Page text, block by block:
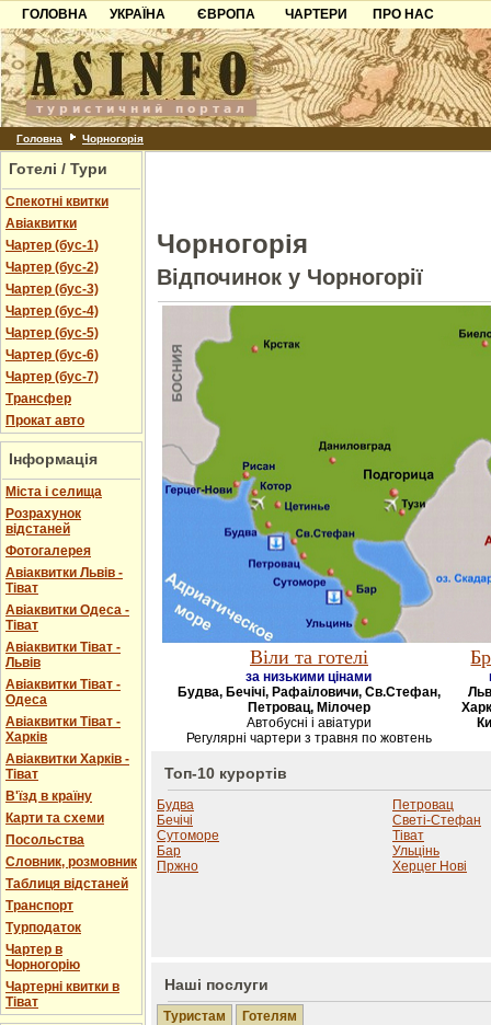
ГОЛОВНА
УКРАЇНА
Карпати
Азов
Причорноморря
Шацьк
ЄВРОПА
Чорногорія
Хорватія
Болгарія
ЧАРТЕРИ
ПРО НАС
Контакти
Партнерам
Додати готель
Головна Чорногорія
Готелі / Тури
Спекотні квитки
Авіаквитки
Чартер (бус-1)
Чартер (бус-2)
Чартер (бус-3)
Чартер (бус-4)
Чартер (бус-5)
Чартер (бус-6)
Чартер (бус-7)
Трансфер
Прокат авто
Інформація
Міста і селища
Розрахунок
відстаней
Фотогалерея
Авіаквитки Львів -
Тіват
Авіаквитки Одеса -
Тіват
Авіаквитки Тіват -
Львів
Авіаквитки Тіват -
Одеса
Авіаквитки Тіват -
Харків
Авіаквитки Харків -
Тіват
В'їзд в країну
Карти та схеми
Посольства
Словник, розмовник
Таблиця відстаней
Транспорт
Турподаток
Чартер в
Чорногорію
Чартерні квитки в
Тіват
Чорногорія
Відпочинок у Чорногорії
Віли та готелі
за низькими цінами
Будва, Бечічі, Рафаіловичи, Св.Стефан,
Петровац, Мілочер
Автобусні і авіатури
Регулярні чартери з травня по жовтень
Топ-10 курортів
Будва
Бечічі
Сутоморе
Бар
Пржно
Петровац
Светі-Стефан
Тіват
Ульцінь
Херцег Нові
Наші послуги
Туристам Готелям